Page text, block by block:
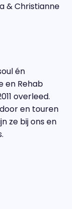
& Christianne
én
en Rehab
overleed.
en touren
ze bij ons en